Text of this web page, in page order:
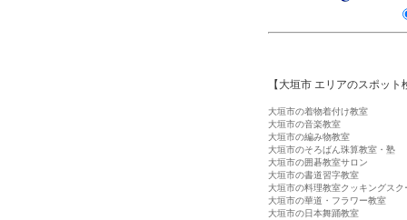
【大垣市 エリアのスポット
大垣市の着物着付け教室
大垣市の音楽教室
大垣市の編み物教室
大垣市のそろばん珠算教室・塾
大垣市の囲碁教室サロン
大垣市の書道習字教室
大垣市の料理教室クッキングスク
大垣市の華道・フラワー教室
大垣市の日本舞踊教室